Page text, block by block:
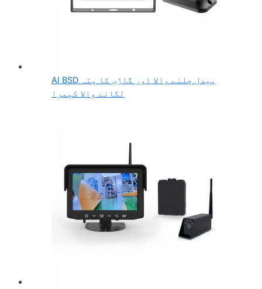
AI BSD پیدل چلنے والا اور گاڑی کا پتہ
لگانے والا کیمرا